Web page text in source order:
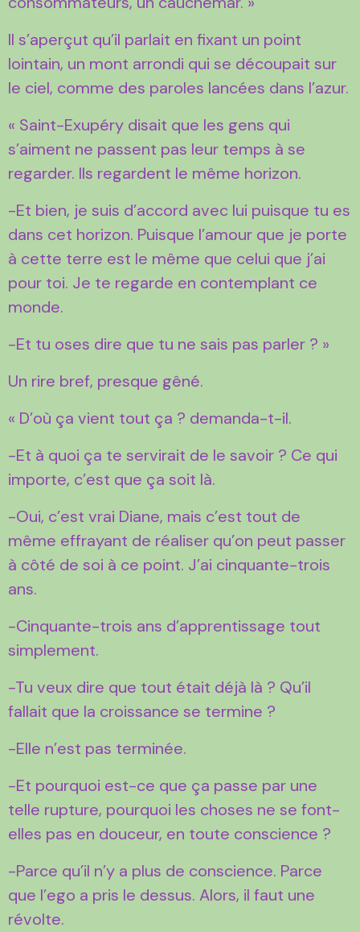
Il s’aperçut qu’il parlait en fixant un point
lointain, un mont arrondi qui se découpait sur
le ciel, comme des paroles lancées dans l’azur.
« Saint-Exupéry disait que les gens qui
s’aiment ne passent pas leur temps à se
regarder. Ils regardent le même horizon.
-Et bien, je suis d’accord avec lui puisque tu es
dans cet horizon. Puisque l’amour que je porte
à cette terre est le même que celui que j’ai
pour toi. Je te regarde en contemplant ce
monde.
-Et tu oses dire que tu ne sais pas parler ? »
Un rire bref, presque gêné.
« D’où ça vient tout ça ? demanda-t-il.
-Et à quoi ça te servirait de le savoir ? Ce qui
importe, c’est que ça soit là.
-Oui, c’est vrai Diane, mais c’est tout de
même effrayant de réaliser qu’on peut passer
à côté de soi à ce point. J’ai cinquante-trois
ans.
-Cinquante-trois ans d’apprentissage tout
simplement.
-Tu veux dire que tout était déjà là ? Qu’il
fallait que la croissance se termine ?
-Elle n’est pas terminée.
-Et pourquoi est-ce que ça passe par une
telle rupture, pourquoi les choses ne se font-
elles pas en douceur, en toute conscience ?
-Parce qu’il n’y a plus de conscience. Parce
que l’ego a pris le dessus. Alors, il faut une
révolte.